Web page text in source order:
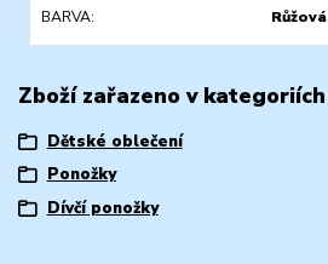
BARVA Růžová
Zboží zařazeno v kategoriích
Dětské oblečení
Ponožky
Dívčí ponožky